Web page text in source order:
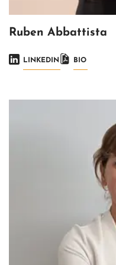
Ruben Abbattista
LINKEDIN BIO